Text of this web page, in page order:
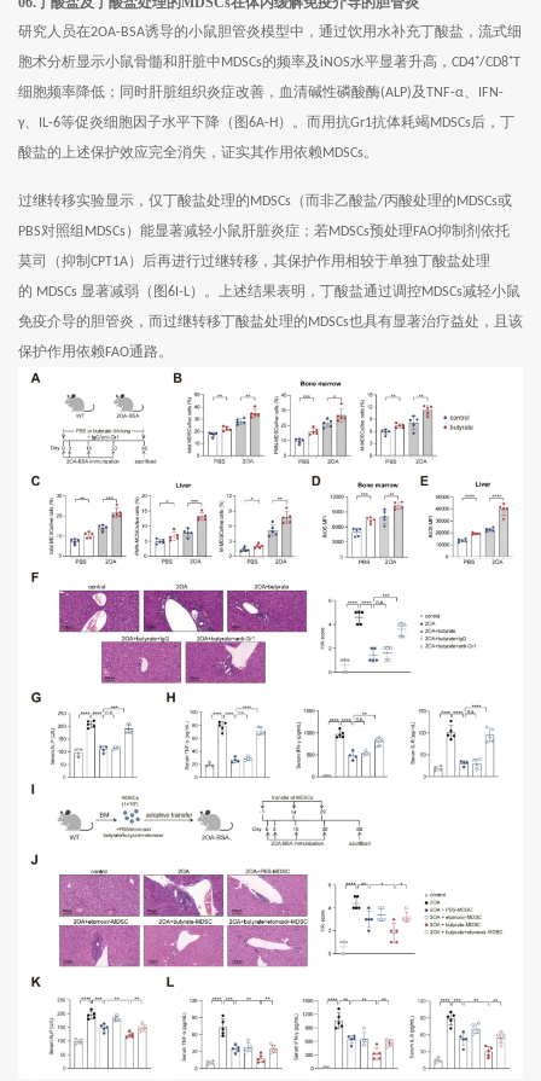
研究人员在2OA-BSA诱导的小鼠胆管炎模型中，通过饮用水补充丁酸盐，流式细
胞术分析显示小鼠骨髓和肝脏中 MDSCs的频率及iNOS水平显著升高， CD4⁺/CD8⁺T
细胞频率降低；同时肝脏组织炎症改善，血清碱性磷酸酶(ALP)及TNF-α、 IFN-
γ、 IL-6等促炎细胞因子水平下降（图6A-H ）。而用抗Gr1抗体耗竭MDSCs后，丁
酸盐的上述保护效应完全消失，证实其作用依赖 MDSCs。
过继转移实验显示，仅丁酸盐处理的 MDSCs （而非乙酸盐/丙酸处理的 MDSCs或
PBS对照组 MDSCs）能显著减轻小鼠肝脏炎症；若MDSCs预处理 FAO抑制剂依托
莫司（抑制 CPT1A）后再进行过继转移，其保护作用相较于单独丁酸盐处理
的 MDSCs 显著减弱（图6I-L）。上述结果表明，丁酸盐通过调控MDSCs减轻小鼠
免疫介导的胆管炎，而过继转移丁酸盐处理的 MDSCs也具有显著治疗益处，且该
保护作用依赖 FAO通路。